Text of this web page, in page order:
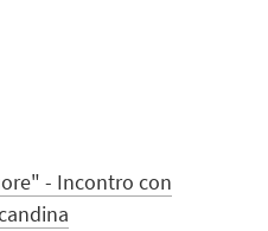
- Incontro con